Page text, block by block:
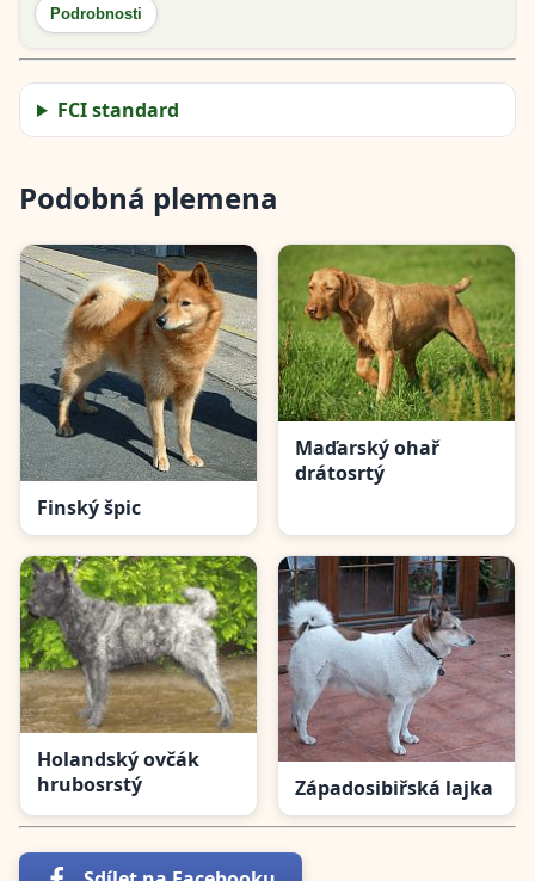
Podrobnosti
FCI standard
Podobná plemena
Finský špic
Maďarský ohař
drátosrtý
Holandský ovčák
hrubosrstý
Západosibiřská lajka